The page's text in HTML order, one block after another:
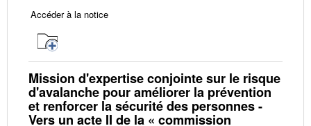
Accéder à la notice
Mission d'expertise conjointe sur le risque
d'avalanche pour améliorer la prévention
et renforcer la sécurité des personnes -
Vers un acte II de la « commission